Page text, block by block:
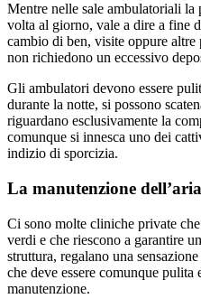
Mentre nelle sale ambulatoriali la
volta al giorno, vale a dire a fine
cambio di ben, visite oppure
non richiedono un eccessivo
Gli ambulatori devono essere
durante la notte, si possono
riguardano esclusivamente la
comunque si innesca uno dei
indizio di sporcizia.
La manutenzione
Ci sono molte cliniche private
verdi e che riescono a garantire
struttura, regalano una
che deve essere comunque pulita
manutenzione.